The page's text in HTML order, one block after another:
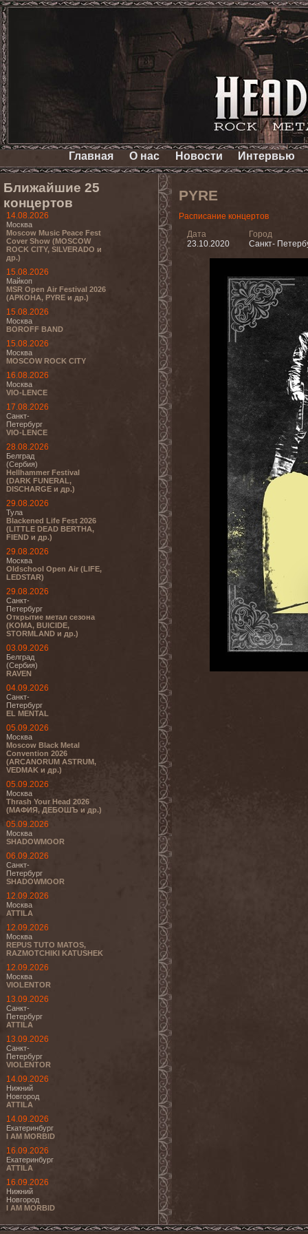
Главная О нас Новости Интервью
Ближайшие 25
концертов
14.08.2026
Москва
Moscow Music Peace Fest
Cover Show (MOSCOW
ROCK CITY, SILVERADO и
др.)
15.08.2026
Майкоп
MSR Open Air Festival 2026
(АРКОНА, PYRE и др.)
15.08.2026
Москва
BOROFF BAND
15.08.2026
Москва
MOSCOW ROCK CITY
16.08.2026
Москва
VIO-LENCE
17.08.2026
Санкт-
Петербург
VIO-LENCE
28.08.2026
Белград
(Сербия)
Hellhammer Festival
(DARK FUNERAL,
DISCHARGE и др.)
29.08.2026
Тула
Blackened Life Fest 2026
(LITTLE DEAD BERTHA,
FIEND и др.)
29.08.2026
Москва
Oldschool Open Air (LIFE,
LEDSTAR)
29.08.2026
Санкт-
Петербург
Открытие метал сезона
(KOMA, BUICIDE,
STORMLAND и др.)
03.09.2026
Белград
(Сербия)
RAVEN
04.09.2026
Санкт-
Петербург
EL MENTAL
05.09.2026
Москва
Moscow Black Metal
Convention 2026
(ARCANORUM ASTRUM,
VEDMAK и др.)
05.09.2026
Москва
Thrash Your Head 2026
(МАФИЯ, ДЕБОШЪ и др.)
05.09.2026
Москва
SHADOWMOOR
06.09.2026
Санкт-
Петербург
SHADOWMOOR
12.09.2026
Москва
ATTILA
12.09.2026
Москва
REPUS TUTO MATOS,
RAZMOTCHIKI KATUSHEK
12.09.2026
Москва
VIOLENTOR
13.09.2026
Санкт-
Петербург
ATTILA
13.09.2026
Санкт-
Петербург
VIOLENTOR
14.09.2026
Нижний
Новгород
ATTILA
14.09.2026
Екатеринбург
I AM MORBID
16.09.2026
Екатеринбург
ATTILA
16.09.2026
Нижний
Новгород
I AM MORBID
PYRE
Расписание концертов
Дата
23.10.2020
Город
Санкт-